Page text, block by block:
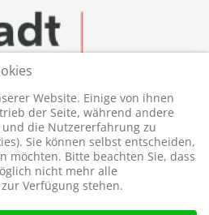
Website. Einige von ihnen
der Seite, während andere
die Nutzererfahrung zu
Sie können selbst entscheiden,
möchten. Bitte beachten Sie, dass
nicht mehr alle
Verfügung stehen.